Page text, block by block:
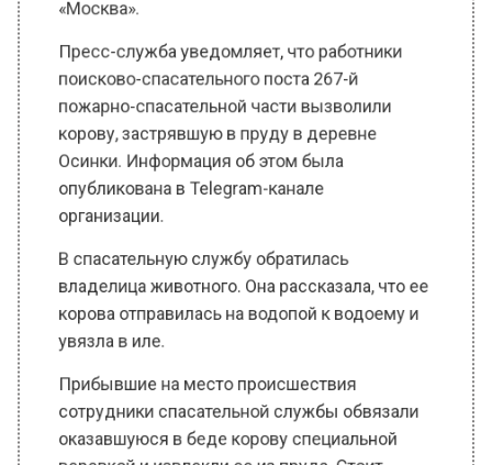
Пресс-служба уведомляет, что работники
поисково-спасательного поста 267-й
пожарно-спасательной части вызволили
корову, застрявшую в пруду в деревне
Осинки. Информация об этом была
опубликована в Telegram-канале
организации.
В спасательную службу обратилась
владелица животного. Она рассказала, что ее
корова отправилась на водопой к водоему и
увязла в иле.
Прибывшие на место происшествия
сотрудники спасательной службы обвязали
оказавшуюся в беде корову специальной